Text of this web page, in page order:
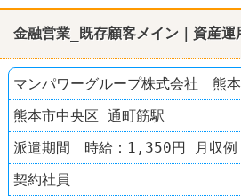
金融営業_既存顧客メイン｜資産運
マンパワーグループ株式会社 熊
熊本市中央区 通町筋駅
派遣期間 時給：1,350円 月収
契約社員